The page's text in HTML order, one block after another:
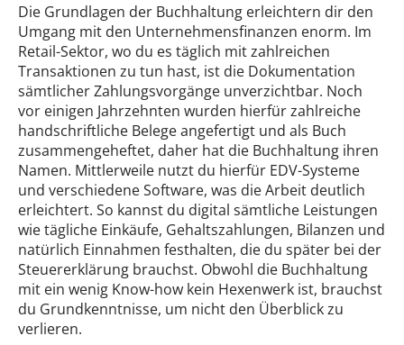
Die Grundlagen der Buchhaltung erleichtern dir den
Umgang mit den Unternehmensfinanzen enorm. Im
Retail-Sektor, wo du es täglich mit zahlreichen
Transaktionen zu tun hast, ist die Dokumentation
sämtlicher Zahlungsvorgänge unverzichtbar. Noch
vor einigen Jahrzehnten wurden hierfür zahlreiche
handschriftliche Belege angefertigt und als Buch
zusammengeheftet, daher hat die Buchhaltung ihren
Namen. Mittlerweile nutzt du hierfür EDV-Systeme
und verschiedene Software, was die Arbeit deutlich
erleichtert. So kannst du digital sämtliche Leistungen
wie tägliche Einkäufe, Gehaltszahlungen, Bilanzen und
natürlich Einnahmen festhalten, die du später bei der
Steuererklärung brauchst. Obwohl die Buchhaltung
mit ein wenig Know-how kein Hexenwerk ist, brauchst
du Grundkenntnisse, um nicht den Überblick zu
verlieren.